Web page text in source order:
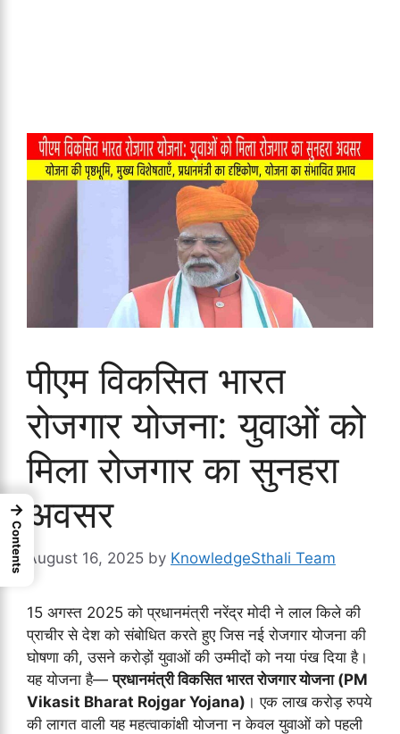
पीएम विकसित भारत
रोजगार योजना: युवाओं को
मिला रोजगार का सुनहरा
अवसर
August 16, 2025 by KnowledgeSthali Team
15 अगस्त 2025 को प्रधानमंत्री नरेंद्र मोदी ने लाल किले की
प्राचीर से देश को संबोधित करते हुए जिस नई रोजगार योजना की
घोषणा की, उसने करोड़ों युवाओं की उम्मीदों को नया पंख दिया है।
यह योजना है—प्रधानमंत्री विकसित भारत रोजगार योजना (PM
Vikasit Bharat Rojgar Yojana) । एक लाख करोड़ रुपये
की लागत वाली यह महत्वाकांक्षी योजना न केवल युवाओं को पहली
→
Contents